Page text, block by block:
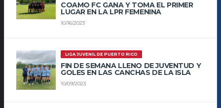
COAMO FC GANA Y TOMA EL PRIMER
LUGAR EN LA LPR FEMENINA
10/16/2023
LIGA JUVENIL DE PUERTO RICO
FIN DE SEMANA LLENO DE JUVENTUD Y
GOLES EN LAS CANCHAS DE LA ISLA
10/09/2023